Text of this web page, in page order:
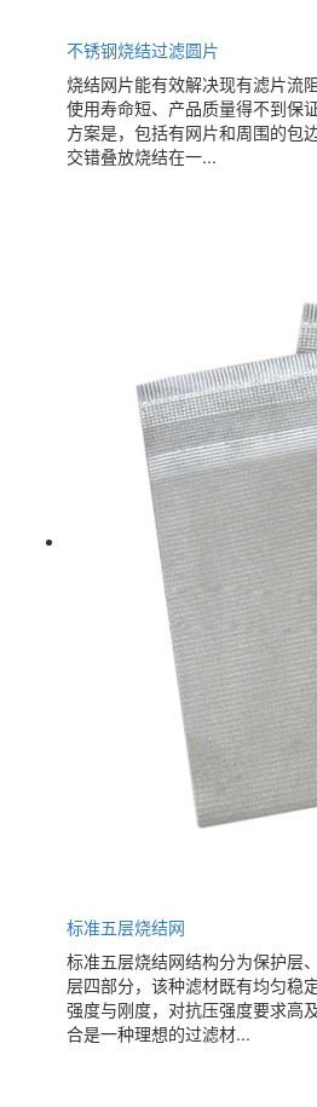
不锈钢烧结过滤圆片
烧结网片能有效解决现有滤片流
使用寿命短、产品质量得不到保
方案是，包括有网片和周围的包
交错叠放烧结在一...
标准五层烧结网
标准五层烧结网结构分为保护层
层四部分，该种滤材既有均匀稳
强度与刚度，对抗压强度要求高
合是一种理想的过滤材...